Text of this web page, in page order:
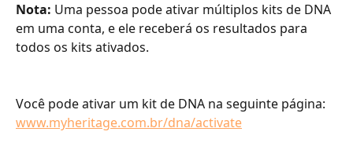
Nota: Uma pessoa pode ativar múltiplos kits de DNA
em uma conta, e ele receberá os resultados para
todos os kits ativados.
Você pode ativar um kit de DNA na seguinte página:
www.myheritage.com.br/dna/activate